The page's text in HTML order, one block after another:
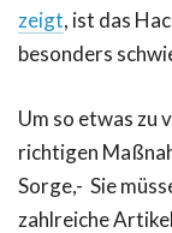
zeigt, ist das
besonders
Um so etwas zu
richtigen
Sorge,- Sie
zahlreiche